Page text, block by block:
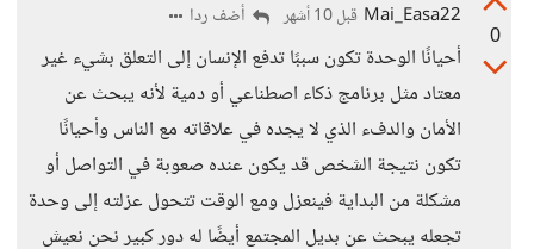
0
Mai_Easa22 قبل 10 أشهر أضف ردا
أحيانًا الوحدة تكون سببًا تدفع الإنسان إلى التعلق بشيء غير
معتاد مثل برنامج ذكاء اصطناعي أو دمية لأنه يبحث عن
الأمان والدفء الذي لا يجده في علاقاته مع الناس وأحيانًا
تكون نتيجة الشخص قد يكون عنده صعوبة في التواصل أو
مشكلة من البداية فينعزل ومع الوقت تتحول عزلته إلى وحدة
تجعله يبحث عن بديل المجتمع أيضًا له دور كبير نحن نعيش